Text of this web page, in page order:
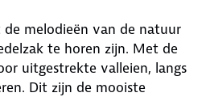
de melodieën van de natuur
te horen zijn. Met de
uitgestrekte valleien, langs
Dit zijn de mooiste